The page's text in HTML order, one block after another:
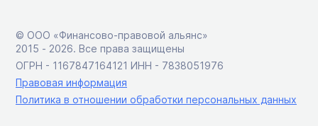
© ООО «Финансово-правовой альянс»
2015 ‑ 2026. Все права защищены
ОГРН - 1167847164121 ИНН - 7838051976
Правовая информация
Политика в отношении обработки персональных данных